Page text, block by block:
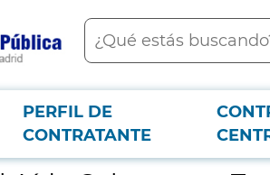
Buscar
PERFIL DE
CONTRATANTE
Colmenero. Teatros del Canal.